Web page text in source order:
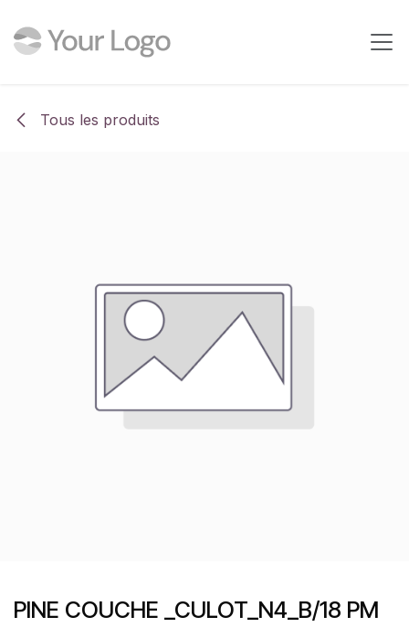
Tous les produits
PINE COUCHE _CULOT_N4_B/18 PM